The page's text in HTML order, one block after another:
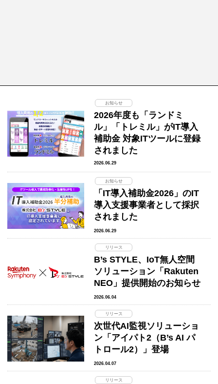
お知らせ
2026年度も「ランドミ
ル」「トレミル」がIT導入
補助金 対象ITツールに登録
されました
2026.06.29
お知らせ
「IT導入補助金2026」のIT
導入支援事業者として採択
されました
2026.06.29
リリース
B’s STYLE、IoT無人空間
ソリューション「Rakuten
NEO」提供開始のお知らせ
2026.06.04
リリース
次世代AI監視ソリューショ
ン「アイパト2（B’s AI パ
トロール2）」登場
2026.04.07
リリース